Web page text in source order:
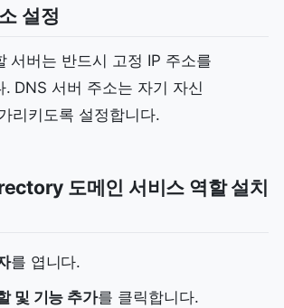
설정
서버는 반드시 고정 IP 주소를
. DNS 서버 주소는 자기 자신
리키도록 설정합니다.
도메인 서비스 역할 설치
를 엽니다.
및 기능 추가를 클릭합니다.